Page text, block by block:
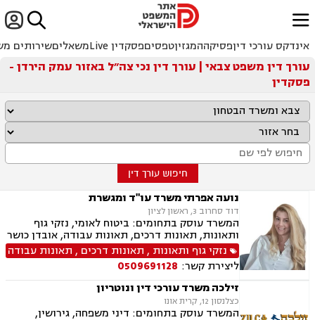

ﱐ
אינדקס עורכי דיןפסיקההמגזיןטפסיםפסקדין Live משאליםשירותים
עורך דין משפט צבאי | עורך דין נכי צה״ל באזור עמק הירדן -
פסקדין
חיפוש עורך דין
נועה אפרתי משרד עו"ד ומגשרת
דוד סחרוב 3, ראשון לציון
המשרד עוסק בתחומים: ביטוח לאומי, נזקי גוף
ותאונות, תאונות דרכים, תאונות עבודה, אובדן כושר
עבודה, תאונות תלמידים, תאונות עקב רשלנות,
רשלנות רפואית, רשלנות רפואית- הריון ולידה,
רשלנות רפואית - רפואת שיניים, צבא ומשרד
הבטחון, נכי צה"ל, משפט צבאי.
נזקי גוף ותאונות , תאונות דרכים , תאונות עבודה
ליצירת קשר: 0509691128
זילכה משרד עורכי דין ונוטריון
כצלנסון 12, קרית אונו
המשרד עוסק בתחומים: דיני משפחה, גירושין,